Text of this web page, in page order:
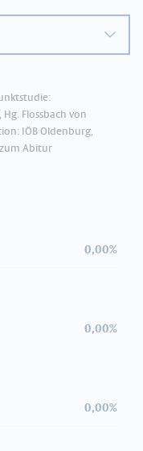
Flossbach von
IÖB Oldenburg,
Abitur
0,00%
0,00%
0,00%